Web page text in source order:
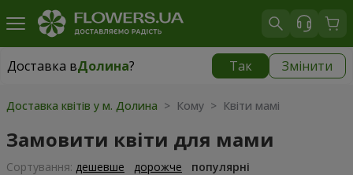
Доставка вДолина? Так Змінити
Доставка вДолина|
Доставка квітів у м. Долина > Кому > Квіти мамі
Замовити квіти для мами
Сортування: дешевше дорожче популярні